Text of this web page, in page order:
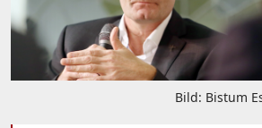
Bild: Bistum